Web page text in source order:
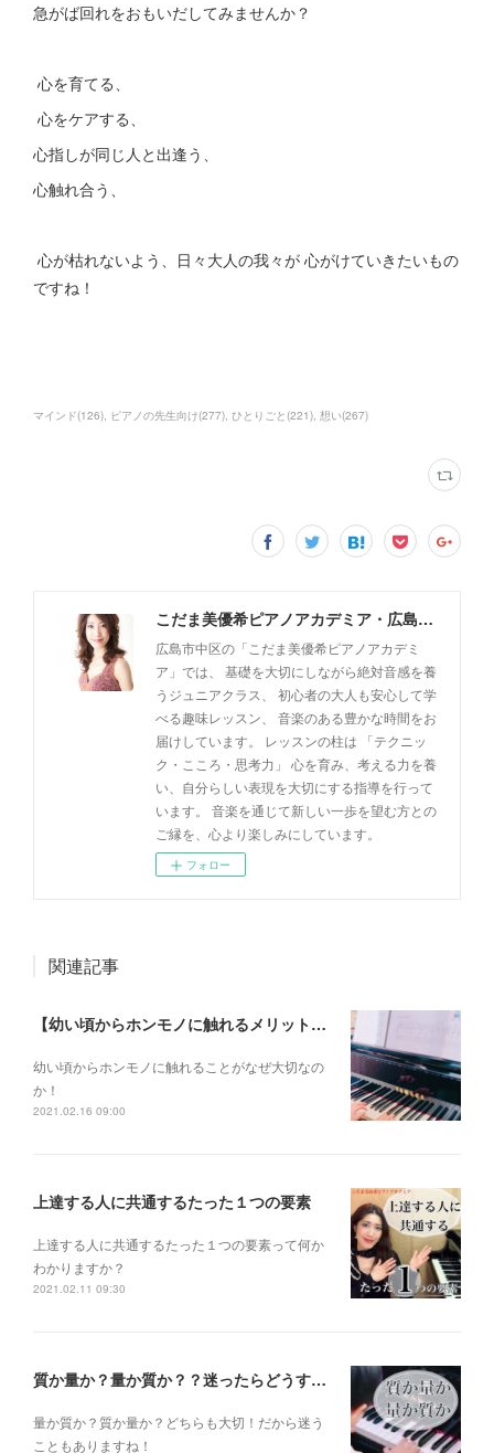
急がば回れをおもいだしてみませんか？
心を育てる、
心をケアする、
心指しが同じ人と出逢う、
心触れ合う、
心が枯れないよう、日々大人の我々が 心がけていきたいもの
ですね！
マインド(126) ピアノの先生向け(277) ひとりごと (221) 想い(267)
こだま美優希ピアノアカデミア・広島市中区
広島市中区の「こだま美優希ピアノアカデミ
ア」では、 基礎を大切にしながら絶対音感を養
うジュニアクラス、 初心者の大人も安心して学
べる趣味レッスン、 音楽のある豊かな時間をお
届けしています。 レッスンの柱は 「テクニッ
ク・こころ・思考力」 心を育み、考える力を養
い、自分らしい表現を大切にする指導を行って
います。 音楽を通じて新しい一歩を望む方との
ご縁を、心より楽しみにしています。
フォロー
関連記事
【幼い頃からホンモノに触れるメリットとは？】
幼い頃からホンモノに 触れることがなぜ大切なの
か！
2021.02.16 09:00
上達する人に共通するたった１つの要素
上達する人に共通するたった１つの要素って何か
わかりますか？
2021.02.11 09:30
質か量か？量か質か？？迷ったらどうする？？？
量か質か？ 質か量か？ どちらも大切！だから迷う
こともありますね！